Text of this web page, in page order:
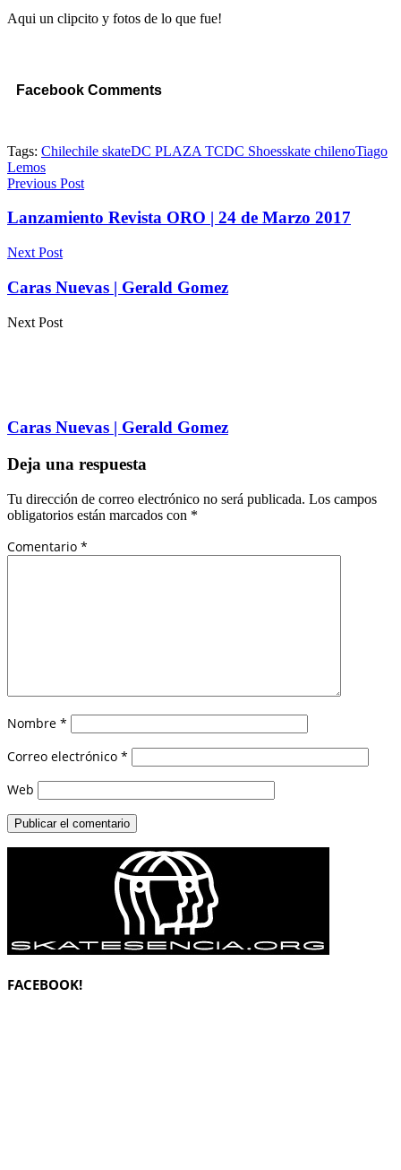
Aqui un clipcito y fotos de lo que fue!
Facebook Comments
Tags: Chilechile skateDC PLAZA TCDC Shoesskate chilenoTiago
Lemos
Previous Post
Lanzamiento Revista ORO | 24 de Marzo 2017
Next Post
Caras Nuevas | Gerald Gomez
Next Post
Caras Nuevas | Gerald Gomez
Deja una respuesta
Tu dirección de correo electrónico no será publicada. Los campos
obligatorios están marcados con *
Comentario *
Nombre *
Correo electrónico *
Web
FACEBOOK!